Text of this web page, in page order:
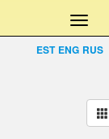
EST ENG RUS